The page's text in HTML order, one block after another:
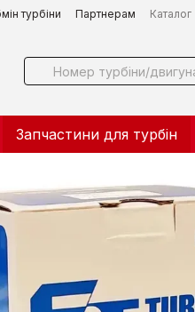
турбіни Партнерам Каталог
Запчастини для турбін